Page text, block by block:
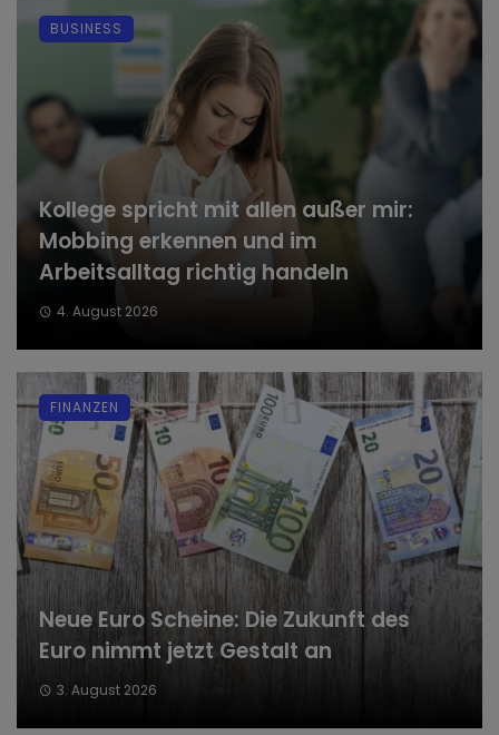
Kollege spricht mit allen außer mir:
Mobbing erkennen und im
Arbeitsalltag richtig handeln
4. August 2026
BUSINESS
Neue Euro Scheine: Die Zukunft des
Euro nimmt jetzt Gestalt an
3. August 2026
FINANZEN